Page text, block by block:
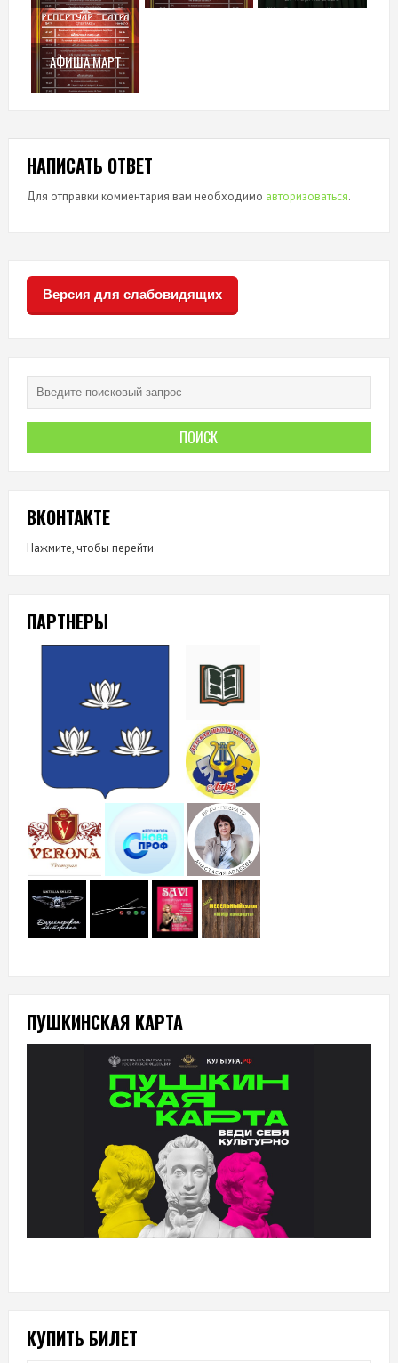
АФИША МАРТ
НАПИСАТЬ ОТВЕТ
Для отправки комментария вам необходимо авторизоваться.
Версия для слабовидящих
ВКОНТАКТЕ
Нажмите, чтобы перейти
ПАРТНЕРЫ
ПУШКИНСКАЯ КАРТА
КУПИТЬ БИЛЕТ